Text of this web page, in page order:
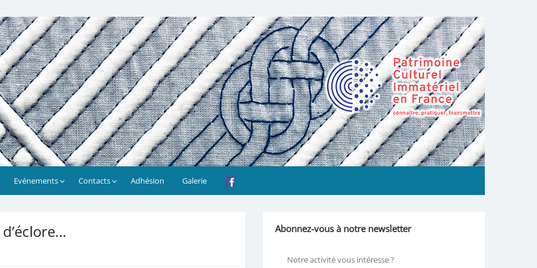
Evénements Contacts Adhésion Galerie
Abonnez-vous à notre newsletter
Notre activité vous intéresse ?